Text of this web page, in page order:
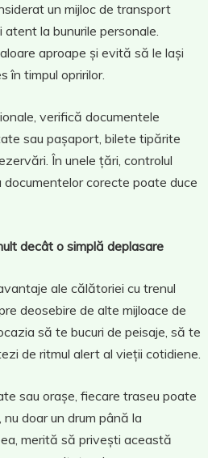
un mijloc de transport
la bunurile personale.
aproape și evită să le lași
în timpul opririlor.
verifică documentele
sau pașaport, bilete tipărite
În unele țări, controlul
corecte poate duce
decât o simplă deplasare
ale călătoriei cu trenul
deosebire de alte mijloace de
să te bucuri de peisaje, să te
de ritmul alert al vieții cotidiene.
sau orașe, fiecare traseu poate
doar un drum până la
merită să privești această